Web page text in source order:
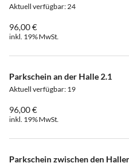
Aktuell verfügbar: 24
96,00 €
inkl. 19% MwSt.
Parkschein an der Halle 2.1
Aktuell verfügbar: 19
96,00 €
inkl. 19% MwSt.
Parkschein zwischen den